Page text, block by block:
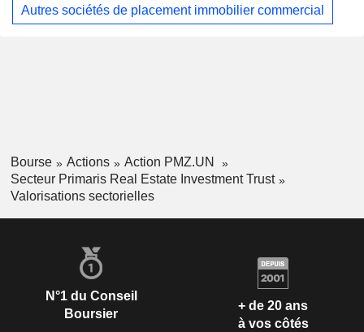
Autres sociétés de placement immobilier commercial
Bourse Actions
Action PMZ.UN
Secteur Primaris Real Estate Investment Trust
Valorisations sectorielles
N°1 du Conseil
Boursier
+ de 20 ans
à vos côtés